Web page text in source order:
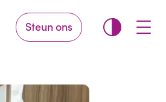
Steun ons